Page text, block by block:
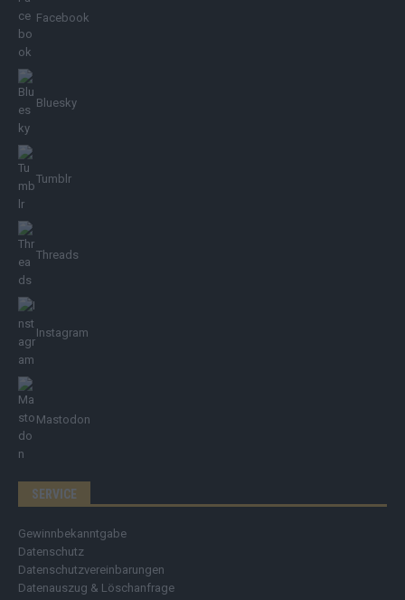
Facebook
Bluesky
Tumblr
Threads
Instagram
Mastodon
SERVICE
Gewinnbekanntgabe
Datenschutz
Datenschutzvereinbarungen
Datenauszug & Löschanfrage